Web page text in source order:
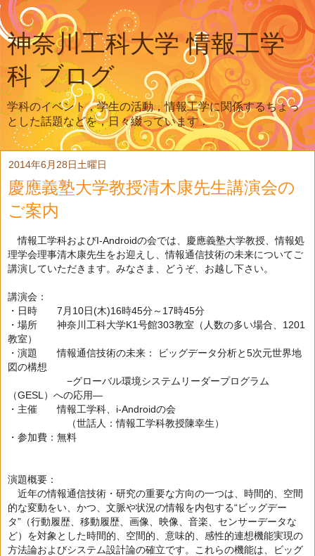
神奈川工科大学 情報工学
科 ブログ
学科のイベント，学生の活動，情報工学に関係するちょっ
とした話題などを，日々綴っています．
2014年6月28日土曜日
慶應義塾大学教授清木康先生講演会の
ご案内
情報工学科およびI-Androidの会では、慶應義塾大学教授、情報処
理学会理事清木康先生をお迎えし、情報通信技術の未来についてご
講演していただきます。みなさま、どうぞ、お越し下さい。
講演会：
・日時 7月10日(木)16時45分～17時45分
・場所 神奈川工科大学K1号館303教室（人数の多い場合、1201
教室）
・演題 情報通信技術の未来： ビッグデータ分析と5次元世界地
図の構想
−グローバル環境システムリーダープログラム
（GESL）への応用—
・主催 情報工学科、i-Androidの会
（世話人：情報工学科教授陳幸生）
・参加費：無料
演題概要：
近年の情報通信技術・研究の重要な方向の一つは、時間的、空間
的な変動をい、かつ、文脈や状況の情報を内包する“ビッグデー
タ”（行動履歴、移動履歴、画像、映像、音楽、センサーデータな
ど）を対象とした時間的、空間的、意味的、感性的連想機能実現の
方法論およびシステム設計論の確立です。これらの機能は、ビッグ